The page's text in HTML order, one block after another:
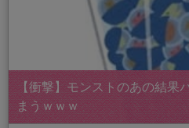
【衝撃】モンストのあの結果
まうｗｗｗ